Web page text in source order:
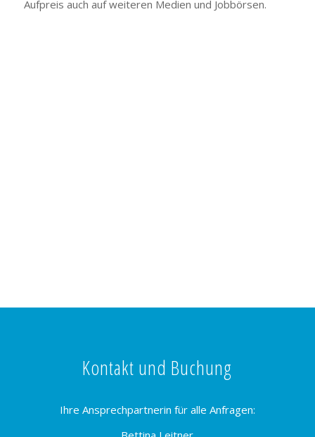
Aufpreis auch auf weiteren Medien und Jobbörsen.
Kontakt und Buchung
Ihre Ansprechpartnerin für alle Anfragen: